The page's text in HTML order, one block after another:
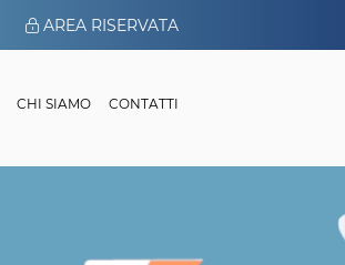
AREA RISERVATA
CHI SIAMO CONTATTI